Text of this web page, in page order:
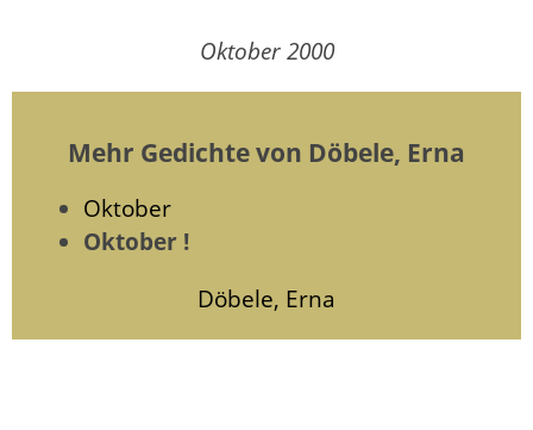
Oktober 2000
Mehr Gedichte von Döbele, Erna
Oktober
Oktober !
Döbele, Erna